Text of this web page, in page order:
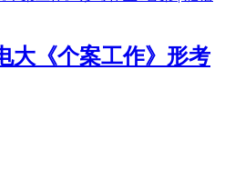
大《个案工作》形考